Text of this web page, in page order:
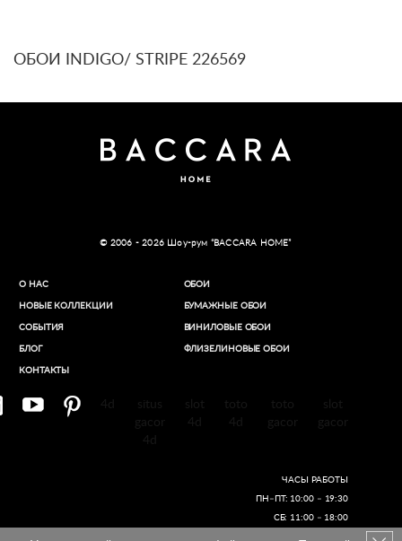
ОБОИ INDIGO/ STRIPE 226569
© 2006 - 2026 Шоу-рум “BACCARA HOME”
О НАС
НОВЫЕ КОЛЛЕКЦИИ
СОБЫТИЯ
БЛОГ
КОНТАКТЫ
ОБОИ
БУМАЖНЫЕ ОБОИ
ВИНИЛОВЫЕ ОБОИ​
ФЛИЗЕЛИНОВЫЕ ОБОИ
ЧАСЫ РАБОТЫ
ПН–ПТ: 10:00 – 19:30
СБ: 11:00 – 18:00